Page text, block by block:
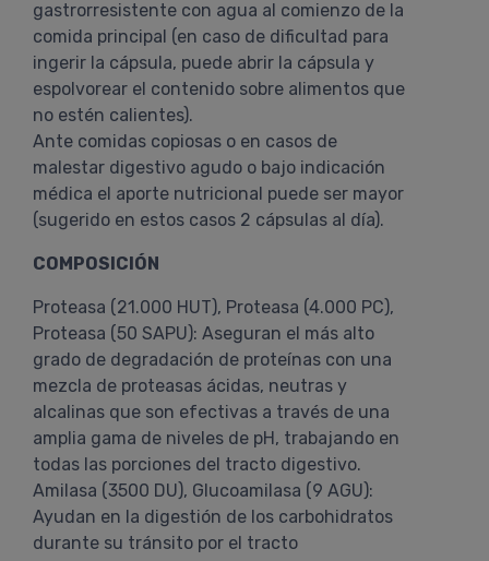
gastrorresistente con agua al comienzo de la
comida principal (en caso de dificultad para
ingerir la cápsula, puede abrir la cápsula y
espolvorear el contenido sobre alimentos que
no estén calientes).
Ante comidas copiosas o en casos de
malestar digestivo agudo o bajo indicación
médica el aporte nutricional puede ser mayor
(sugerido en estos casos 2 cápsulas al día).
COMPOSICIÓN
Proteasa (21.000 HUT), Proteasa (4.000 PC),
Proteasa (50 SAPU): Aseguran el más alto
grado de degradación de proteínas con una
mezcla de proteasas ácidas, neutras y
alcalinas que son efectivas a través de una
amplia gama de niveles de pH, trabajando en
todas las porciones del tracto digestivo.
Amilasa (3500 DU), Glucoamilasa (9 AGU):
Ayudan en la digestión de los carbohidratos
durante su tránsito por el tracto